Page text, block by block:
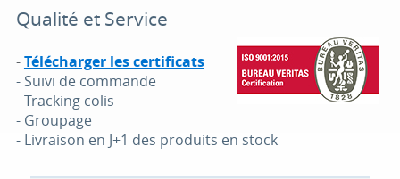
Qualité et Service
-Télécharger les certificats
- Suivi de commande
- Tracking colis
- Groupage
- Livraison en J+1 des produits en stock